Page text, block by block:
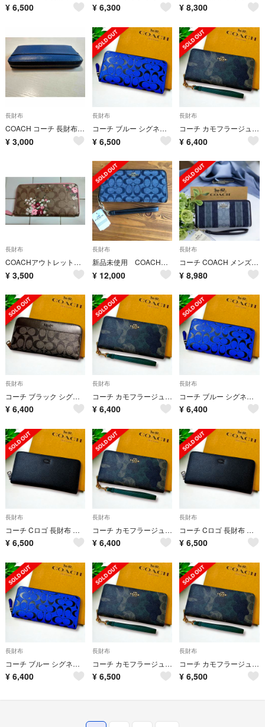
¥ 6,500 ¥ 6,300 ¥ 8,300
長財布
COACH コーチ 長財布 ラウンドファスナー ブルー 青
¥ 3,000
長財布
コーチ ブルー シグネチャー メンズ 長財布
¥ 6,500
長財布
コーチ カモフラージュ 長財布 メンズ 迷彩
¥ 6,400
長財布
COACHアウトレット長財布°・*:.。.☆最終お値下げ致しました✨
¥ 3,500
長財布
新品未使用 COACHコーチ 長財布シグネチャー ブルーデニム
¥ 12,000
長財布
コーチ COACH メンズ レディース長財布 シグネチャー ストライプ デニム
¥ 8,980
長財布
コーチ ブラック シグネチャー メンズ 長財布
¥ 6,400
長財布
コーチ カモフラージュ 長財布 メンズ 迷彩
¥ 6,400
長財布
コーチ ブルー シグネチャー メンズ 長財布
¥ 6,400
長財布
コーチ Cロゴ 長財布 メンズ
¥ 6,500
長財布
コーチ カモフラージュ 長財布 メンズ 迷彩
¥ 6,400
長財布
コーチ Cロゴ 長財布 メンズ
¥ 6,500
長財布
コーチ ブルー シグネチャー メンズ 長財布
¥ 6,400
長財布
コーチ カモフラージュ 長財布 メンズ 迷彩
¥ 6,500
長財布
コーチ カモフラージュ 長財布 メンズ 迷彩
¥ 6,500